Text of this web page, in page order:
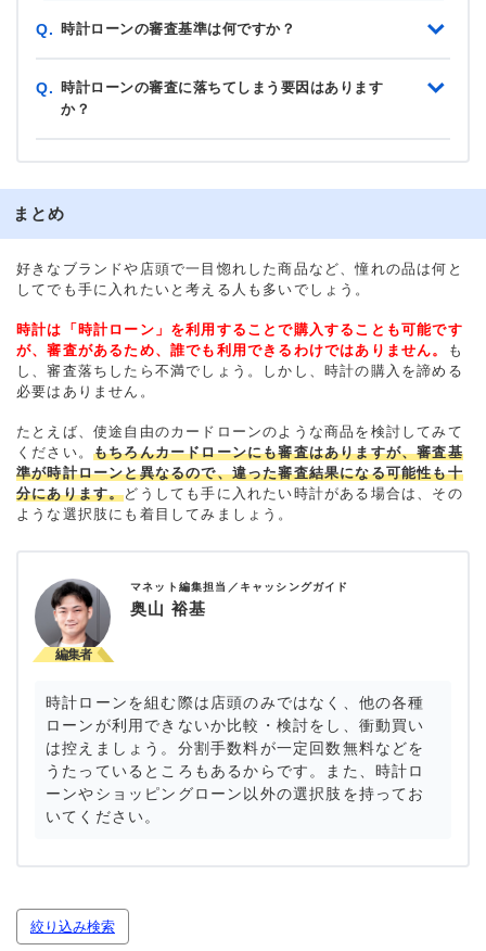
Q. 時計ローンの審査基準は何ですか？
Q. 時計ローンの審査に落ちてしまう要因はあります
か？
まとめ
好きなブランドや店頭で一目惚れした商品など、憧れの品は何と
してでも手に入れたいと考える人も多いでしょう。
時計は「時計ローン」を利用することで購入することも可能です
が、審査があるため、誰でも利用できるわけではありません。
も
し、審査落ちしたら不満でしょう。しかし、時計の購入を諦める
必要はありません。
たとえば、使途自由のカードローンのような商品を検討してみて
ください。 もちろんカードローンにも審査はありますが、審査基
準が時計ローンと異なるので、違った審査結果になる可能性も十
分にあります。どうしても手に入れたい時計がある場合は、その
ような選択肢にも着目してみましょう。
マネット編集担当／キャッシングガイド
奥山 裕基
時計ローンを組む際は店頭のみではなく、他の各種
ローンが利用できないか比較・検討をし、衝動買い
は控えましょう。分割手数料が一定回数無料などを
うたっているところもあるからです。また、時計ロ
ーンやショッピングローン以外の選択肢を持ってお
いてください。
絞り込み検索